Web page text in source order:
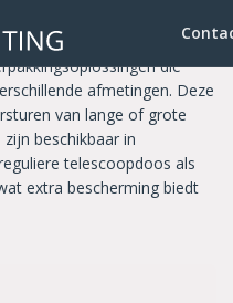
die
afmetingen. Deze
van lange of grote
beschikbaar in
telescoopdoos als
extra bescherming biedt